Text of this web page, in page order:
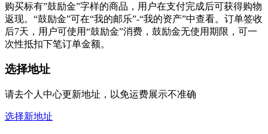
购买标有”鼓励金”字样的商品，用户在支付完成后可获得购物
返现。“鼓励金”可在“我的邮乐”-“我的资产”中查看。订单签收
后7天，用户可使用“鼓励金”消费，鼓励金无使用期限，可一
次性抵扣下笔订单金额。
选择地址
请去个人中心更新地址，以免运费展示不准确
选择新地址